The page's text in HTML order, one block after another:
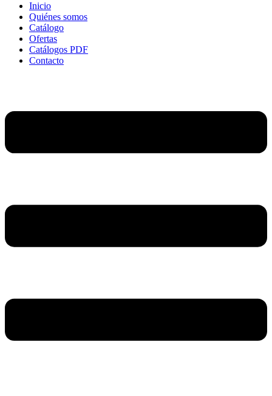
Inicio
Quiénes somos
Catálogo
Ofertas
Catálogos PDF
Contacto